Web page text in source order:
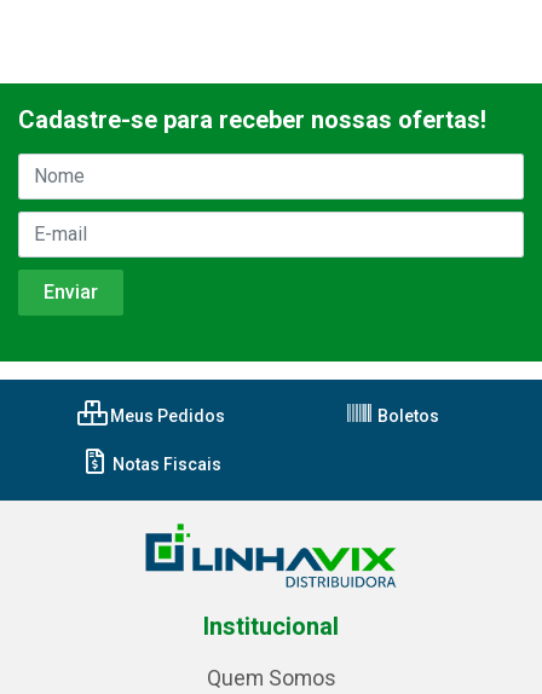
Cadastre-se para receber nossas ofertas!
Meus Pedidos Boletos
Notas Fiscais
Institucional
Quem Somos